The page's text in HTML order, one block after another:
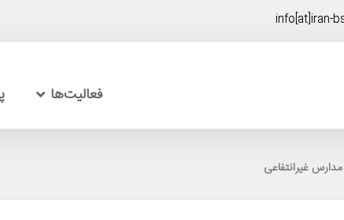
info[at]iran-
فعالیت‌ها
غیرانتفاعی